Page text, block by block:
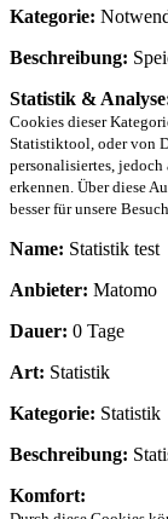
Kategorie:
Beschreibung:
Statistik &
Cookies dieser
Statistiktool, oder von
personalisiertes,
erkennen. Über diese
besser für unsere
Name: Statistik test
Anbieter: Matomo
Dauer: 0 Tage
Art: Statistik
Kategorie: Statistik
Beschreibung:
Komfort: